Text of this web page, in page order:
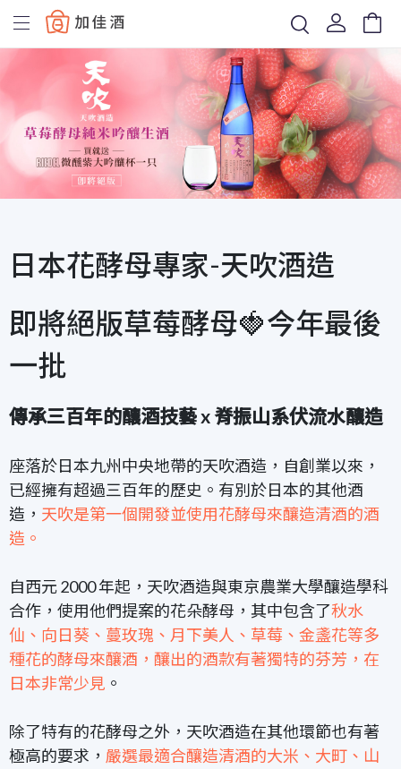
Baccus
日本花酵母專家-天吹酒造
即將絕版草莓酵母🍓今年最後
一批
傳承三百年的釀酒技藝 x 脊振山系伏流水釀造
座落於日本九州中央地帶的天吹酒造，自創業以來，
已經擁有超過三百年的歷史。 有別於日本的其他酒
造， 天吹是第一個開發並使用花酵母來釀造清酒的酒
造。
自西元 2000 年起，天吹酒造與東京農業大學釀造學科
合作，使用他們提案的花朵酵母，其中包含了秋水
仙、向日葵、蔓玫瑰、月下美人、草莓、金盞花等多
種花的酵母來釀酒，釀出的酒款有著獨特的芬芳，在
日本非常少見 。
除了特有的花酵母之外，天吹酒造在其他環節也有著
極高的要求， 嚴選最適合釀造清酒的大米、大町、山